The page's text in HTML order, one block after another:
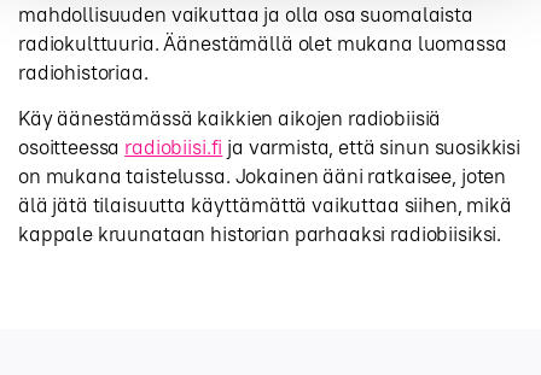
mahdollisuuden vaikuttaa ja olla osa suomalaista
radiokulttuuria. Äänestämällä olet mukana luomassa
radiohistoriaa.
Käy äänestämässä kaikkien aikojen radiobiisiä
osoitteessa radiobiisi.fi ja varmista, että sinun suosikkisi
on mukana taistelussa. Jokainen ääni ratkaisee, joten
älä jätä tilaisuutta käyttämättä vaikuttaa siihen, mikä
kappale kruunataan historian parhaaksi radiobiisiksi.